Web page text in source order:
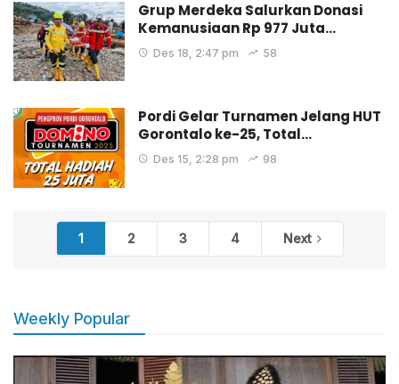
Grup Merdeka Salurkan Donasi
Kemanusiaan Rp 977 Juta…
Des 18, 2:47 pm 58
Pordi Gelar Turnamen Jelang HUT
Gorontalo ke-25, Total…
Des 15, 2:28 pm 98
1 2 3 4 Next
Weekly Popular